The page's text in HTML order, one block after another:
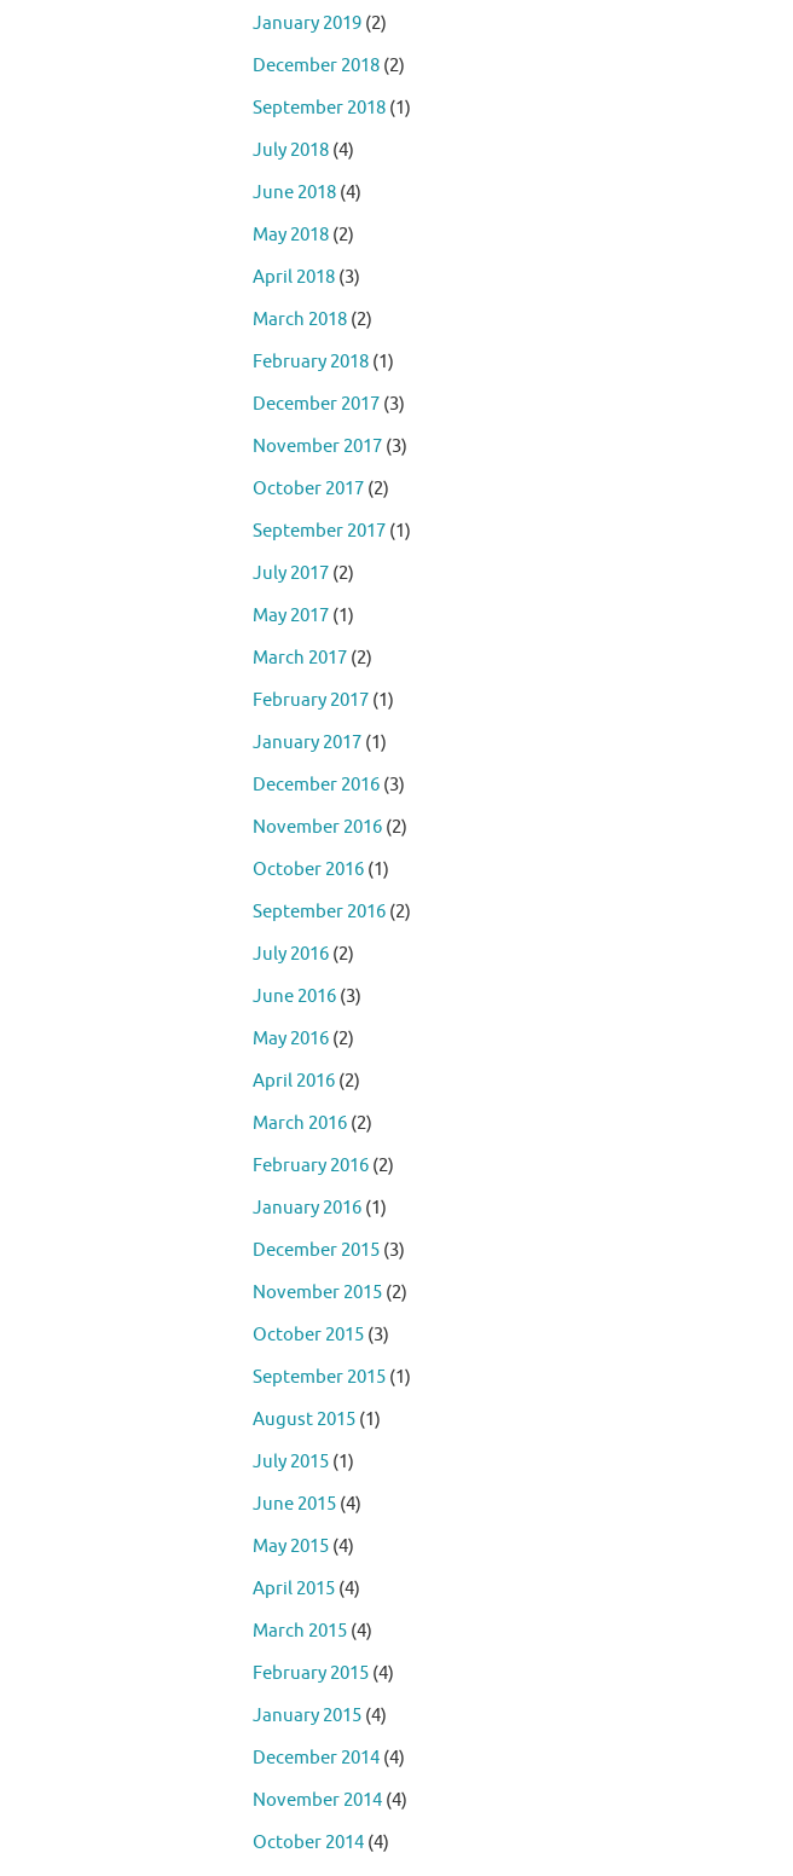
January 2019 (2)
December 2018 (2)
September 2018 (1)
July 2018 (4)
June 2018 (4)
May 2018 (2)
April 2018 (3)
March 2018 (2)
February 2018 (1)
December 2017 (3)
November 2017 (3)
October 2017 (2)
September 2017 (1)
July 2017 (2)
May 2017 (1)
March 2017 (2)
February 2017 (1)
January 2017 (1)
December 2016 (3)
November 2016 (2)
October 2016 (1)
September 2016 (2)
July 2016 (2)
June 2016 (3)
May 2016 (2)
April 2016 (2)
March 2016 (2)
February 2016 (2)
January 2016 (1)
December 2015 (3)
November 2015 (2)
October 2015 (3)
September 2015 (1)
August 2015 (1)
July 2015 (1)
June 2015 (4)
May 2015 (4)
April 2015 (4)
March 2015 (4)
February 2015 (4)
January 2015 (4)
December 2014 (4)
November 2014 (4)
October 2014 (4)